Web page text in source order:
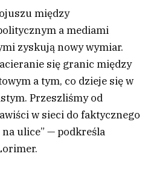
między
a mediami
zyskują nowy wymiar.
się granic między
a tym, co dzieje się w
Przeszliśmy od
w sieci do faktycznego
ulice” — podkreśla